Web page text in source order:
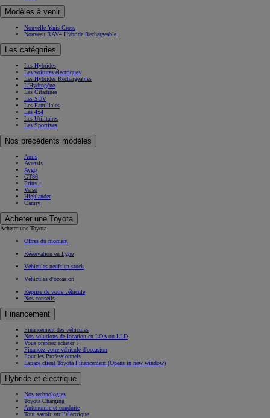
Modèles à venir
Nouvelle Yaris Cross
Nouveau RAV4 Hybride Rechargeable
Les catégories
Les Hybrides
Les voitures électriques
Les Hybrides Rechargeables
L'Hydrogène
Les Citadines
Les SUV
Les Familiales
Les 4x4
Les Utilitaires
Les Sportives
Nos précédents modèles
Auris
Avensis
Aygo
GT86
Prius +
Verso
Highlander
Camry
Acheter une Toyota
Acheter une Toyota
Offres du moment
Réservation en ligne
Véhicules neufs en stock
Véhicules d'occasion
Reprise de votre véhicule
Nos conseils
Financement
Financement des véhicules
Nos solutions de location en LOA ou LLD
Vous préférez acheter ?
Financez votre véhicule d'occasion
Pour les Professionnels
Espace client Toyota Financement (Opens in new window)
Hybride et électrique
Nos technologies
Toyota Charging
Autonomie et conduite
Tout savoir sur l’électrique